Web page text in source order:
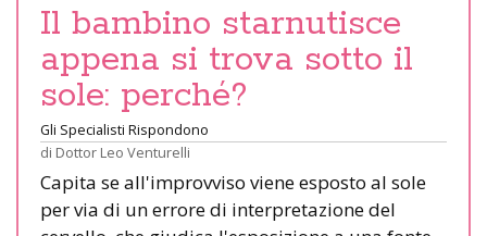
Il bambino starnutisce
appena si trova sotto il
sole: perché?
Gli Specialisti Rispondono
di Dottor Leo Venturelli
Capita se all'improvviso viene esposto al sole
per via di un errore di interpretazione del